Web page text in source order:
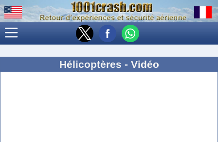
Hélicoptères - Vidéo